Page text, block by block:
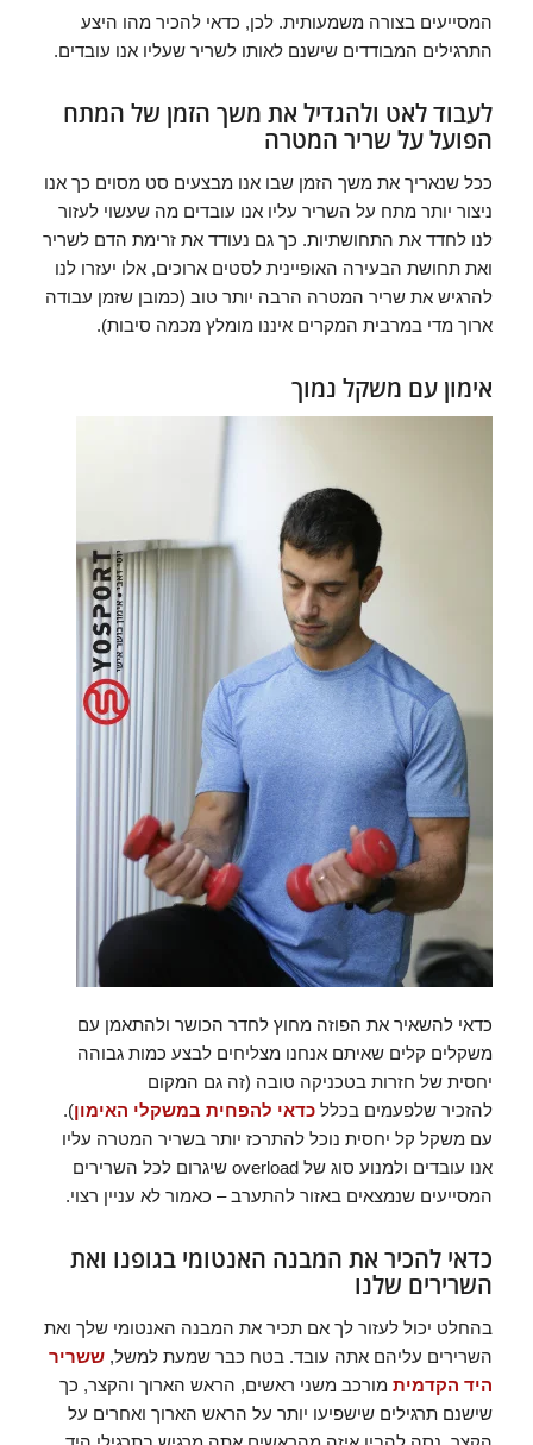
המסייעים בצורה משמעותית. לכן, כדאי להכיר מהו היצע
התרגילים המבודדים שישנם לאותו לשריר שעליו אנו עובדים.
לעבוד לאט ולהגדיל את משך הזמן של המתח
הפועל על שריר המטרה
ככל שנאריך את משך הזמן שבו אנו מבצעים סט מסוים כך אנו
ניצור יותר מתח על השריר עליו אנו עובדים מה שעשוי לעזור
לנו לחדד את התחושתיות. כך גם נעודד את זרימת הדם לשריר
ואת תחושת הבעירה האופיינית לסטים ארוכים, אלו יעזרו לנו
להרגיש את שריר המטרה הרבה יותר טוב (כמובן שזמן עבודה
ארוך מדי במרבית המקרים איננו מומלץ מכמה סיבות).
אימון עם משקל נמוך
כדאי להשאיר את הפוזה מחוץ לחדר הכושר ולהתאמן עם
משקלים קלים שאיתם אנחנו מצליחים לבצע כמות גבוהה
יחסית של חזרות בטכניקה טובה (זה גם המקום
להזכיר שלפעמים בכלל כדאי להפחית במשקלי האימון).
עם משקל קל יחסית נוכל להתרכז יותר בשריר המטרה עליו
אנו עובדים ולמנוע סוג של overload שיגרום לכל השרירים
המסייעים שנמצאים באזור להתערב – כאמור לא עניין רצוי.
כדאי להכיר את המבנה האנטומי בגופנו ואת
השרירים שלנו
בהחלט יכול לעזור לך אם תכיר את המבנה האנטומי שלך ואת
השרירים עליהם אתה עובד. בטח כבר שמעת למשל, ששריר
היד הקדמיתמורכב משני ראשים, הראש הארוך והקצר, כך
שישנם תרגילים שישפיעו יותר על הראש הארוך ואחרים על